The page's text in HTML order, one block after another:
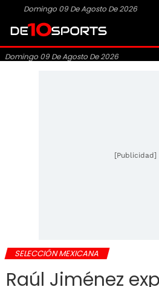
Domingo 09 De Agosto De 2026
Domingo 09 De Agosto De 2026
[Publicidad]
SELECCIÓN MEXICANA
Raúl Jiménez